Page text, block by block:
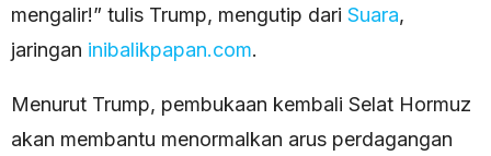
mengalir!” tulis Trump, mengutip dari Suara,
jaringan inibalikpapan.com.
Menurut Trump, pembukaan kembali Selat Hormuz
akan membantu menormalkan arus perdagangan